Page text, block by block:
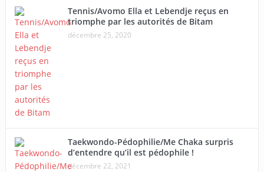
Tennis/Avomo Ella et Lebendje reçus en
triomphe par les autorités de Bitam
décembre 25, 2020
Taekwondo-Pédophilie/Me Chaka surpris
d’entendre qu’il est pédophile !
décembre 22, 2021